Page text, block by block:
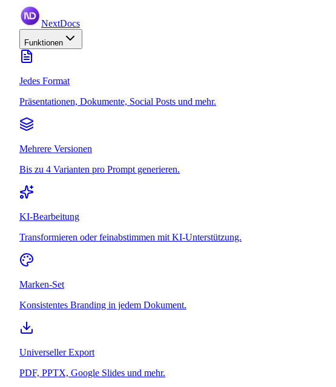
NextDocs
Funktionen
Jedes Format
Präsentationen, Dokumente, Social Posts und mehr.
Mehrere Versionen
Bis zu 4 Varianten pro Prompt generieren.
KI-Bearbeitung
Transformieren oder feinabstimmen mit KI-Unterstützung.
Marken-Set
Konsistentes Branding in jedem Dokument.
Universeller Export
PDF, PPTX, Google Slides und mehr.